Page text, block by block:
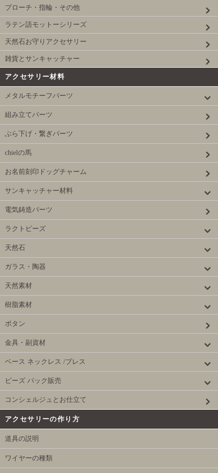
ブローチ・指輪・その他
ラテン語モットーシリーズ
天然石お守りアクセサリー
雑貨とサンキャッチャー
アクセサリー材料
メタルモチーフパーツ
組み立てパーツ
ぶら下げ・繋ぎパーツ
chielの馬
お名前刻印ドッグチャーム
サンキャッチャー材料
電気鋳造パーツ
ラクトビーズ
天然石
ガラス・陶器
天然素材
樹脂素材
ボタン
金具・副資材
ベース ネックレス /ブレス
ビーズ パック販売
コンシェルジュとお仕立て
アクセサリーの作り方
道具の説明
ワイヤーの種類